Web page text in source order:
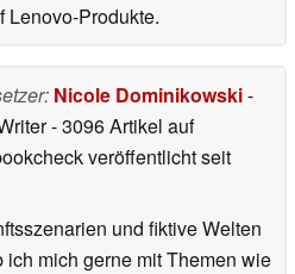
Lenovo-Produkte.
Nicole Dominikowski-
- 3096 Artikel auf
veröffentlichtseit
und fiktive Welten
mich gerne mit Themen wie